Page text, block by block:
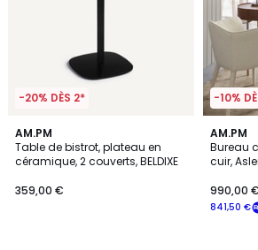
-20% DÈS 2*
AM.PM
Table de bistrot, plateau en
céramique, 2 couverts, BELDIXE
359,00 €
-10%
AM.PM
Bureau
cuir,
841,50 €
990,00 €
3,4
/ 5